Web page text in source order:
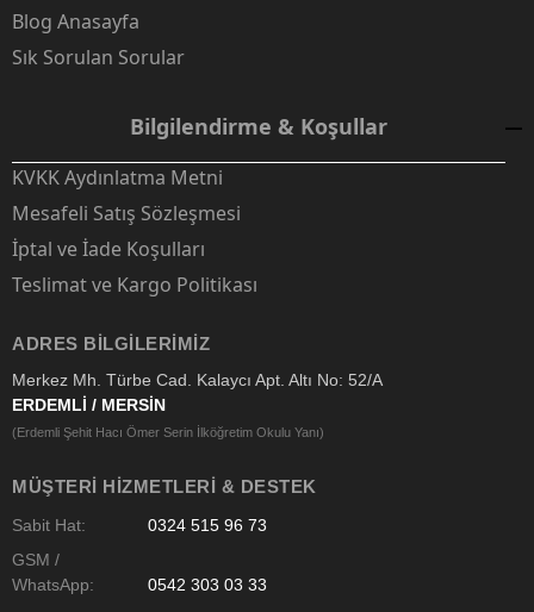
Blog Anasayfa
Sık Sorulan Sorular
Bilgilendirme & Koşullar
KVKK Aydınlatma Metni
Mesafeli Satış Sözleşmesi
İptal ve İade Koşulları
Teslimat ve Kargo Politikası
ADRES BILGILERIMIZ
Merkez Mh. Türbe Cad. Kalaycı Apt. Altı No: 52/A
ERDEMLİ / MERSİN
(Erdemli Şehit Hacı Ömer Serin İlköğretim Okulu Yanı)
MÜŞTERI HIZMETLERI & DESTEK
Sabit Hat:
0324 515 96 73
GSM /
WhatsApp:
0542 303 03 33